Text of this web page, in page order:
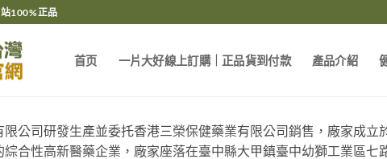
100%正品
首页 一片大好線上訂購｜正品貨到付款 產品介紹
限公司研發生產並委托香港三榮保健藥業有限公司銷售，廠家成
合性高新醫藥企業，廠家座落在臺中縣大甲鎮臺中幼獅工業區